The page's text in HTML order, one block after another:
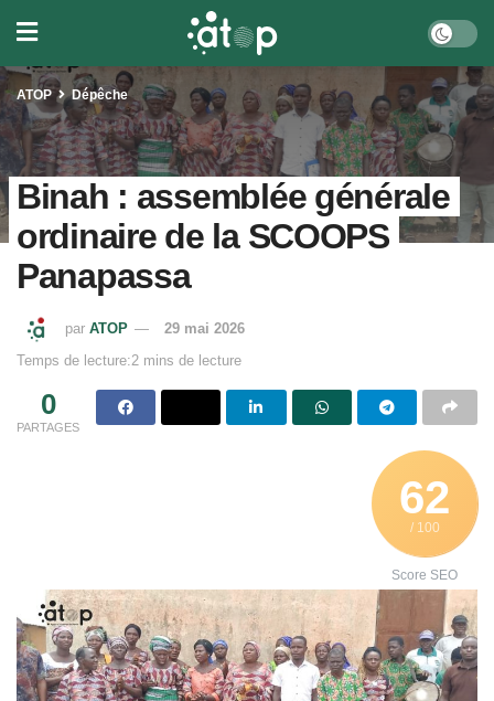
ATOP Dépêche
Binah : assemblée générale
ordinaire de la SCOOPS
Panapassa
par ATOP
29 mai 2026
Temps de lecture:2 mins de lecture
0
PARTAGES
62
/ 100
Score SEO